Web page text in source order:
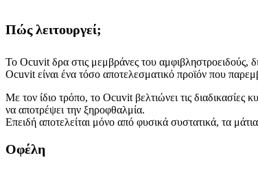
Πώς λειτουργεί;
Το Ocuvit δρα στις μεμβράνες του αμφιβληστροειδούς,
Ocuvit είναι ένα τόσο αποτελεσματικό προϊόν που
Με τον ίδιο τρόπο, το Ocuvit βελτιώνει τις
να αποτρέψει την ξηροφθαλμία.
Επειδή αποτελείται μόνο από φυσικά συστατικά, τα
Οφέλη